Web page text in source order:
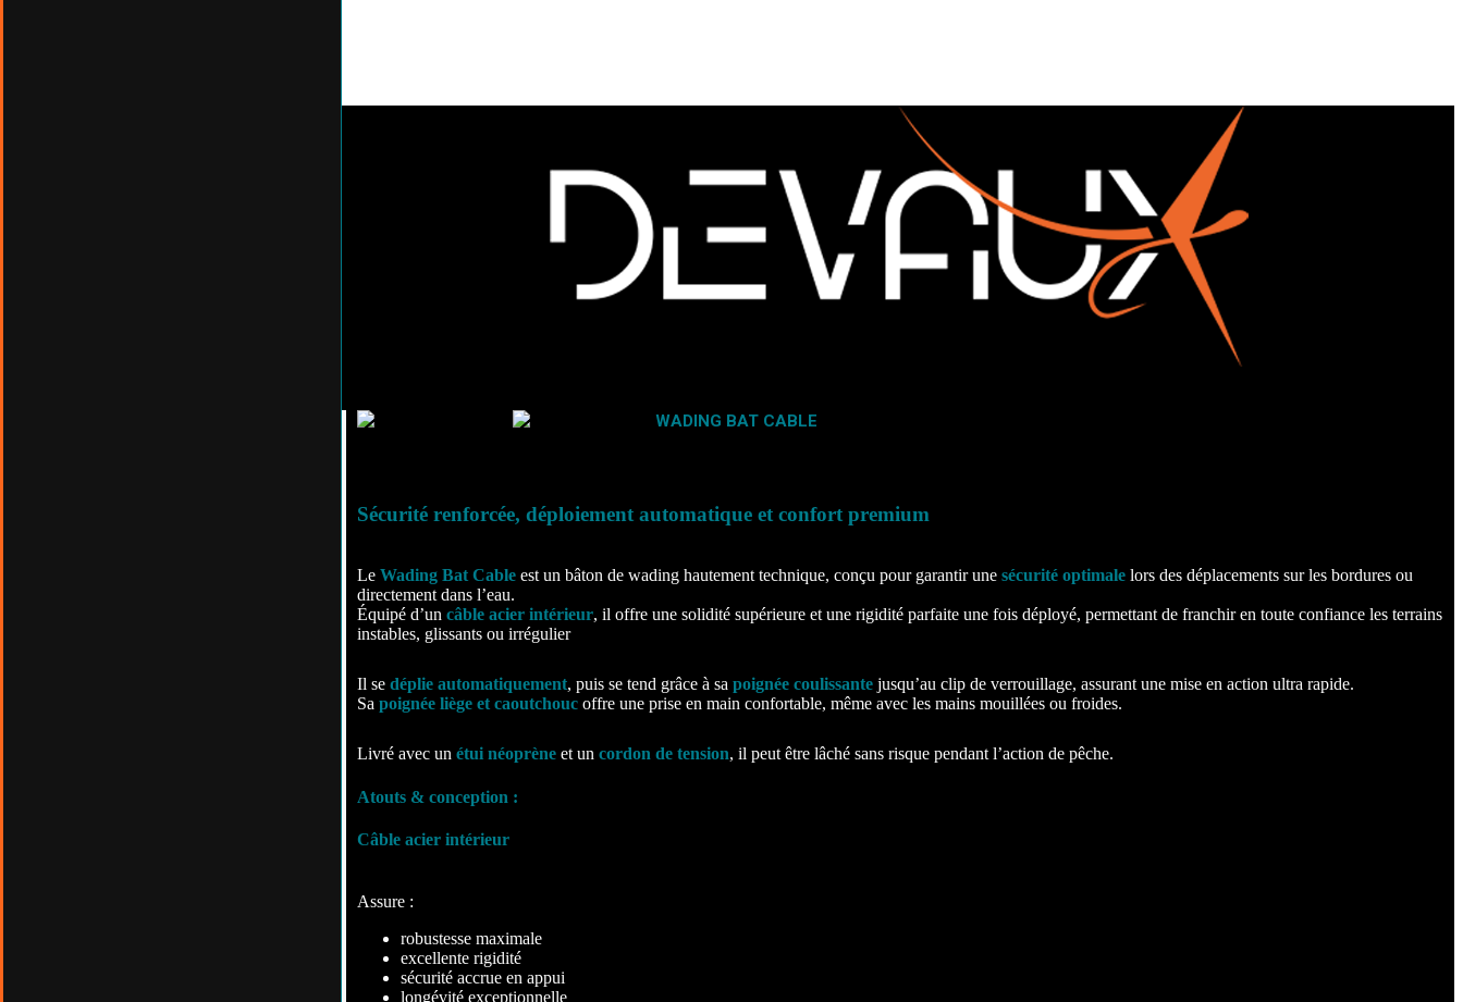
WADING BAT CABLE
Sécurité renforcée, déploiement automatique et confort premium
Le Wading Bat Cable est un bâton de wading hautement technique, conçu pour garantir une sécurité optimale lors des déplacements sur les bordures ou
directement dans l’eau.
Équipé d’un câble acier intérieur, il offre une solidité supérieure et une rigidité parfaite une fois déployé, permettant de franchir en toute confiance les terrains
instables, glissants ou irrégulier
Il se déplie automatiquement, puis se tend grâce à sa poignée coulissante jusqu’au clip de verrouillage, assurant une mise en action ultra rapide.
Sa poignée liège et caoutchouc offre une prise en main confortable, même avec les mains mouillées ou froides.
Livré avec un étui néoprène et un cordon de tension, il peut être lâché sans risque pendant l’action de pêche.
Atouts & conception :
Câble acier intérieur
Assure :
robustesse maximale
excellente rigidité
sécurité accrue en appui
longévité exceptionnelle